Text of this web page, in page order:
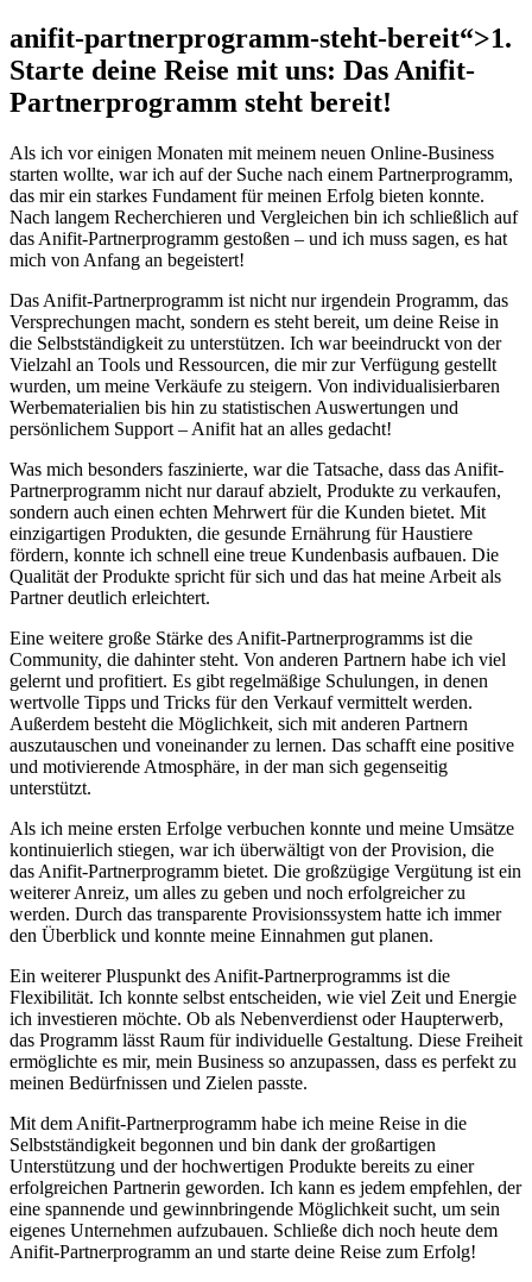
anifit-partnerprogramm-steht-bereit“>1.⁣
Starte‍ deine Reise mit uns: ⁣Das Anifit-
Partnerprogramm steht​ bereit!
Als ich vor einigen‍ Monaten mit meinem ‌neuen Online-Business
starten wollte, war ich auf der Suche nach einem Partnerprogramm,
das mir ein starkes Fundament für meinen ​Erfolg bieten⁢ konnte.
Nach langem Recherchieren ​und Vergleichen bin ‍ich schließlich auf
das Anifit-Partnerprogramm​ gestoßen – und⁢ ich ⁤muss ​sagen,⁢ es‍ hat
mich ⁢von​ Anfang an begeistert!
Das Anifit-Partnerprogramm ist nicht nur ⁣irgendein Programm, das‍
Versprechungen macht, sondern es steht bereit, um deine Reise‌ in
die ⁢Selbstständigkeit ⁤zu unterstützen.‌ Ich war beeindruckt⁣ von⁢ der
Vielzahl an Tools und Ressourcen,‍ die mir zur Verfügung gestellt
wurden, um meine⁣ Verkäufe zu steigern. Von⁢ individualisierbaren
Werbematerialien bis ⁤hin‍ zu statistischen Auswertungen und
persönlichem⁣ Support – Anifit hat an ‌alles gedacht!
Was​ mich besonders faszinierte, ‌war⁣ die Tatsache, dass das Anifit-
Partnerprogramm nicht nur ⁣darauf abzielt,⁢ Produkte zu verkaufen,
sondern auch einen echten Mehrwert für die⁣ Kunden bietet. Mit
einzigartigen Produkten, die gesunde ​Ernährung für ⁢Haustiere
fördern, konnte ich schnell eine ​treue ‍Kundenbasis aufbauen. Die
‍Qualität ⁢der Produkte spricht für sich und das hat meine Arbeit als⁢
Partner ‌deutlich erleichtert.
Eine weitere große Stärke des Anifit-Partnerprogramms ist die
Community, die dahinter steht. ‍Von anderen Partnern habe ich⁢ viel‌
gelernt und profitiert. Es gibt regelmäßige Schulungen, in denen
wertvolle Tipps ‍und Tricks für den ⁣Verkauf vermittelt werden.​
Außerdem besteht die ​Möglichkeit, sich mit anderen Partnern
auszutauschen und voneinander ‌zu lernen. Das ⁤schafft eine ⁢positive
und motivierende Atmosphäre, in der man sich gegenseitig
unterstützt.
Als ich meine ersten ⁢Erfolge verbuchen ⁤konnte und‍ meine Umsätze
kontinuierlich stiegen, war ich überwältigt⁣ von ⁤der Provision, die
das ​Anifit-Partnerprogramm bietet.⁤ Die⁤ großzügige ​Vergütung ​ist ein‍
weiterer Anreiz, um alles zu‌ geben und ​noch⁣ erfolgreicher zu
werden. Durch das ⁢transparente Provisionssystem hatte ich immer
den ⁤Überblick ⁢und konnte meine Einnahmen gut planen.
Ein‍ weiterer ⁢Pluspunkt des Anifit-Partnerprogramms ist die
Flexibilität. Ich konnte ⁤selbst entscheiden, wie viel Zeit und Energie
⁤ich investieren möchte. Ob als ⁢Nebenverdienst​ oder Haupterwerb,
das Programm lässt Raum für individuelle Gestaltung.⁢ Diese Freiheit
ermöglichte es mir, mein ‍Business‍ so anzupassen,⁤ dass​ es⁣ perfekt zu
meinen ⁢Bedürfnissen und Zielen ‌passte.
Mit dem Anifit-Partnerprogramm habe ⁣ich⁣ meine Reise in die
Selbstständigkeit‍ begonnen und bin dank der großartigen
Unterstützung und der hochwertigen Produkte bereits ‍zu einer
⁣erfolgreichen Partnerin geworden. Ich kann es‌ jedem empfehlen, der‍
eine spannende und gewinnbringende Möglichkeit ​sucht, um sein
⁣eigenes‌ Unternehmen aufzubauen. Schließe dich ⁢noch⁤ heute ⁤dem
‌Anifit-Partnerprogramm⁣ an⁤ und starte deine Reise zum Erfolg!